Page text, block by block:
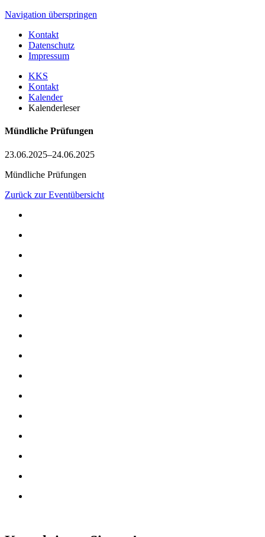
Navigation überspringen
Kontakt
Datenschutz
Impressum
KKS
Kontakt
Kalender
Kalenderleser
Mündliche Prüfungen
23.06.2025–24.06.2025
Mündliche Prüfungen
Zurück zur Eventübersicht